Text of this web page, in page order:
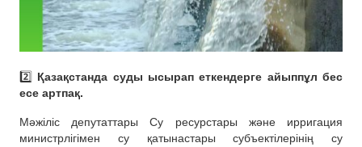
2️⃣ Қазақстанда суды ысырап еткендерге айыппұл бес
есе артпақ.
Мәжіліс депутаттары Су ресурстары және ирригация
министрлігімен су қатынастары субъектілерінің су